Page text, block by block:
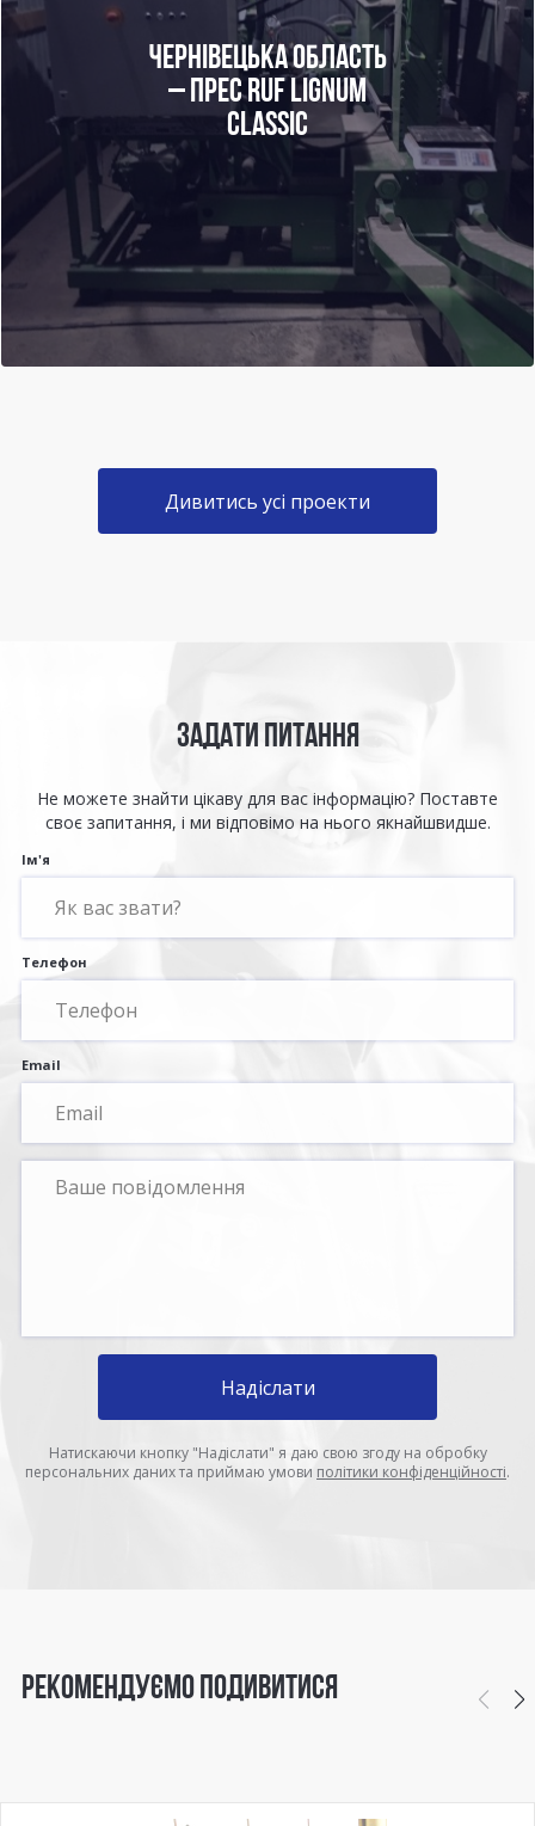
ЧЕРНІВЕЦЬКА ОБЛАСТЬ
– ПРЕС RUF LIGNUM
CLASSIC
Дивитись усі проекти
ЗАДАТИ ПИТАННЯ
Не можете знайти цікаву для вас інформацію? Поставте
своє запитання, і ми відповімо на нього якнайшвидше.
Ім'я
Телефон
Email
Надіслати
Натискаючи кнопку "Надіслати" я даю свою згоду на обробку
персональних даних та приймаю умови політики конфіденційності.
РЕКОМЕНДУЄМО ПОДИВИТИСЯ